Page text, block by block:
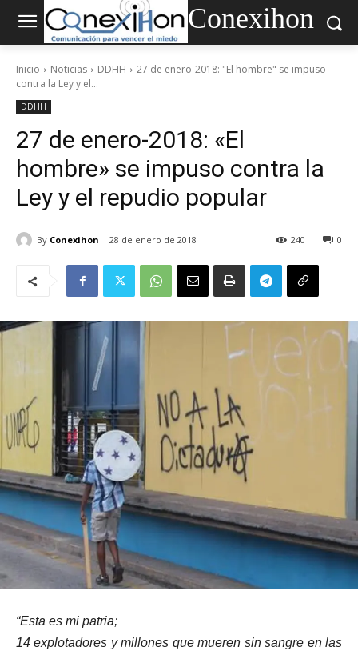
Conexihon
Inicio Noticias DDHH
27 de enero-2018: "El hombre" se impuso
contra la Ley y el...
DDHH
27 de enero-2018: «El
hombre» se impuso contra la
Ley y el repudio popular
By Conexihon 28 de enero de 2018 0
240
“Esta es mi patria;
14 explotadores y millones que mueren sin sangre en las